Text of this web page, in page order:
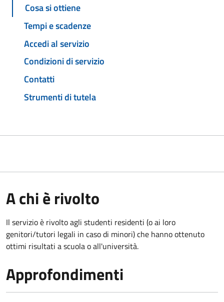
Cosa si ottiene
Tempi e scadenze
Accedi al servizio
Condizioni di servizio
Contatti
Strumenti di tutela
A chi è rivolto
Il servizio è rivolto agli studenti residenti (o ai loro
genitori/tutori legali in caso di minori) che hanno ottenuto
ottimi risultati a scuola o all'università.
Approfondimenti